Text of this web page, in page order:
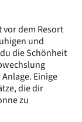
vor dem Resort
und
die Schönheit
Einige
die dir
zu